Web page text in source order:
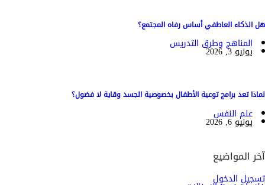
هل الذكاء العاطفي أساس رفاه المجتمع؟
المناهج وطرق التدريس
يونيو 3, 2026
لماذا تعد برامج توعية الأطفال بخصوصية الجسد وقاية لا فضول؟
علم النفس
يونيو 6, 2026
آخر المواضيع
تسجيل الدخول